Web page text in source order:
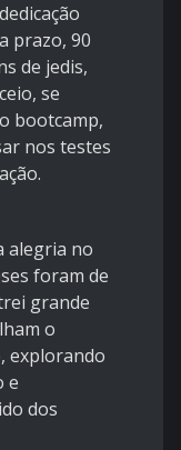
prazo, 90
de jedis,
se
bootcamp,
nos testes
alegria no
foram de
grande
o
explorando
e
dos